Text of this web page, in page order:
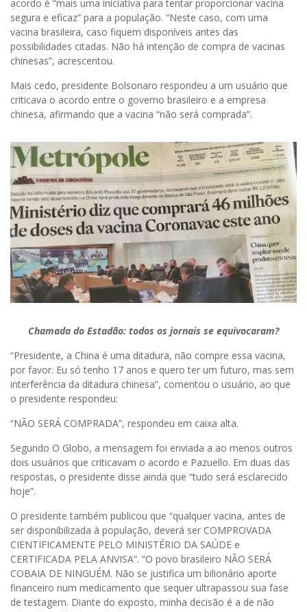
acordo é “mais uma iniciativa para tentar proporcionar vacina
segura e eficaz” para a população. “Neste caso, com uma
vacina brasileira, caso fiquem disponíveis antes das
possibilidades citadas. Não há intenção de compra de vacinas
chinesas”, acrescentou.
Mais cedo, presidente Bolsonaro respondeu a um usuário que
criticava o acordo entre o governo brasileiro e a empresa
chinesa, afirmando que a vacina “não será comprada”.
Chamada do Estadão: todos os jornais se equivocaram?
“Presidente, a China é uma ditadura, não compre essa vacina,
por favor. Eu só tenho 17 anos e quero ter um futuro, mas sem
interferência da ditadura chinesa”, comentou o usuário, ao que
o presidente respondeu:
“NÃO SERÁ COMPRADA”, respondeu em caixa alta.
Segundo O Globo, a mensagem foi enviada a ao menos outros
dois usuários que criticavam o acordo e Pazuello. Em duas das
respostas, o presidente disse ainda que “tudo será esclarecido
hoje”.
O presidente também publicou que “qualquer vacina, antes de
ser disponibilizada à população, deverá ser COMPROVADA
CIENTIFICAMENTE PELO MINISTÉRIO DA SAÚDE e
CERTIFICADA PELA ANVISA”. “O povo brasileiro NÃO SERÁ
COBAIA DE NINGUÉM. Não se justifica um bilionário aporte
financeiro num medicamento que sequer ultrapassou sua fase
de testagem. Diante do exposto, minha decisão é a de não